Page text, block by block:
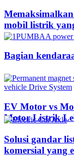
mobil listrik
Bagian
EV Motor vs
Motor Listrik
Solusi gandar
komersial yang